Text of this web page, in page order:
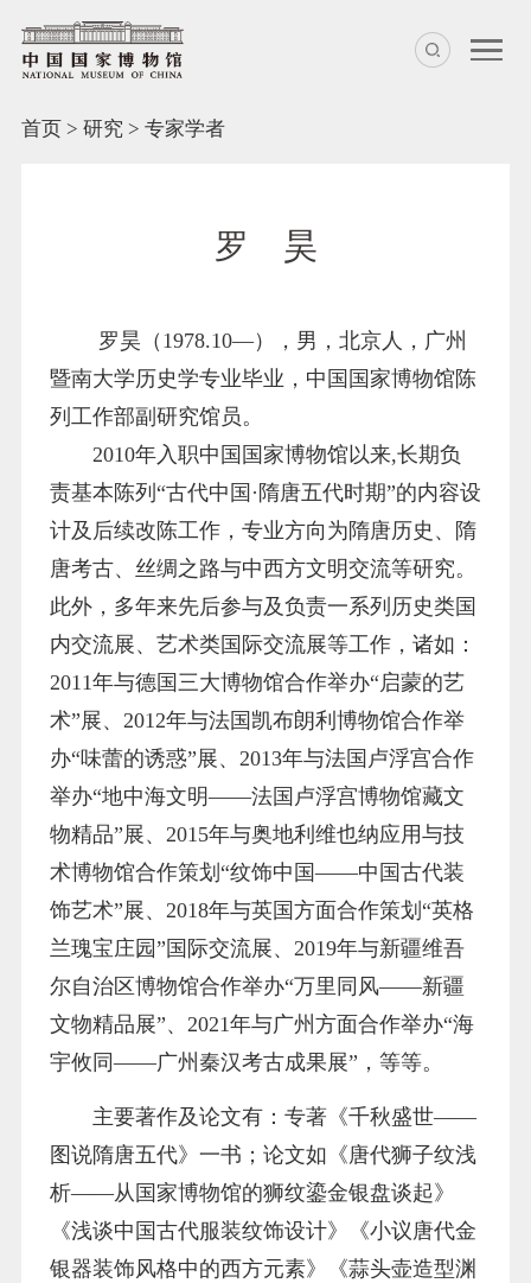
首页> 研究 > 专家学者
罗 昊
罗昊（1978.10—），男，北京人，广州
暨南大学历史学专业毕业，中国国家博物馆陈
列工作部副研究馆员。
2010年入职中国国家博物馆以来,长期负
责基本陈列 “古代中国· 隋唐五代时期”的内容设
计及后续改陈工作， 专业方向为隋唐历史、隋
唐考古、丝绸之路与中西方文明交流等研究。
此外，多年来先后参与及负责一系列历史类国
内交流展、艺术类国际交流展等工作，诸如：
2011年与德国三大博物馆合作举办“启蒙的艺
术”展、2012年与法国凯布朗利博物馆合作举
办“味蕾的诱惑”展、2013年与法国卢浮宫合作
举办“地中海文明——法国卢浮宫博物馆藏文
物精品”展、2015年与奥地利维也纳应用与技
术博物馆合作策划“纹饰中国——中国古代装
饰艺术”展、2018年与英国方面合作策划“英格
兰瑰宝庄园”国际交流展、2019年与新疆维吾
尔自治区博物馆合作举办“万里同风——新疆
文物精品展”、2021年与广州方面合作举办“海
宇攸同——广州秦汉考古成果展”，等等。
主要著作及论文有：专著《千秋盛世——
图说隋唐五代》一书；论文如《唐代狮子纹浅
析——从国家博物馆的狮纹鎏金银盘谈起》
《浅谈中国古代服装纹饰设计》《小议唐代金
银器装饰风格中的西方元素》《蒜头壶造型渊